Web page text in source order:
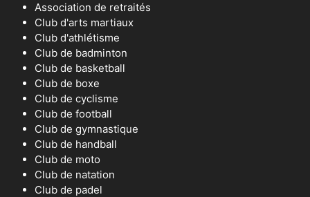
Association de retraités
Club d'arts martiaux
Club d'athlétisme
Club de badminton
Club de basketball
Club de boxe
Club de cyclisme
Club de football
Club de gymnastique
Club de handball
Club de moto
Club de natation
Club de padel